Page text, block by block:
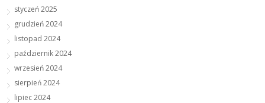
styczeń 2025
grudzień 2024
listopad 2024
październik 2024
wrzesień 2024
sierpień 2024
lipiec 2024